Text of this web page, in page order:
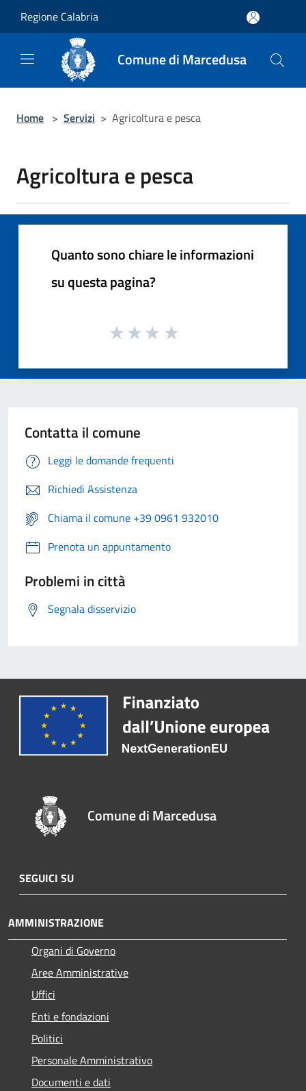
Regione Calabria
Comune di Marcedusa
Home > Servizi > Agricoltura e pesca
Agricoltura e pesca
Quanto sono chiare le informazioni
su questa pagina?
Contatta il comune
Leggi le domande frequenti
Richiedi Assistenza
Chiama il comune +39 0961 932010
Prenota un appuntamento
Problemi in città
Segnala disservizio
Comune di Marcedusa
SEGUICI SU
AMMINISTRAZIONE
Organi di Governo
Aree Amministrative
Uffici
Enti e fondazioni
Politici
Personale Amministrativo
Documenti e dati